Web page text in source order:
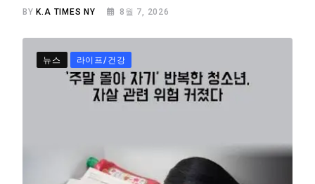
BY K.A TIMES NY 8월 7, 2026
뉴스 라이프/건강